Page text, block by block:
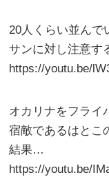
20人くらい並んで
サンに対し注意
https://youtu.be/
オカリナをフライ
宿敵であるはとこ
結果…
https://youtu.be/